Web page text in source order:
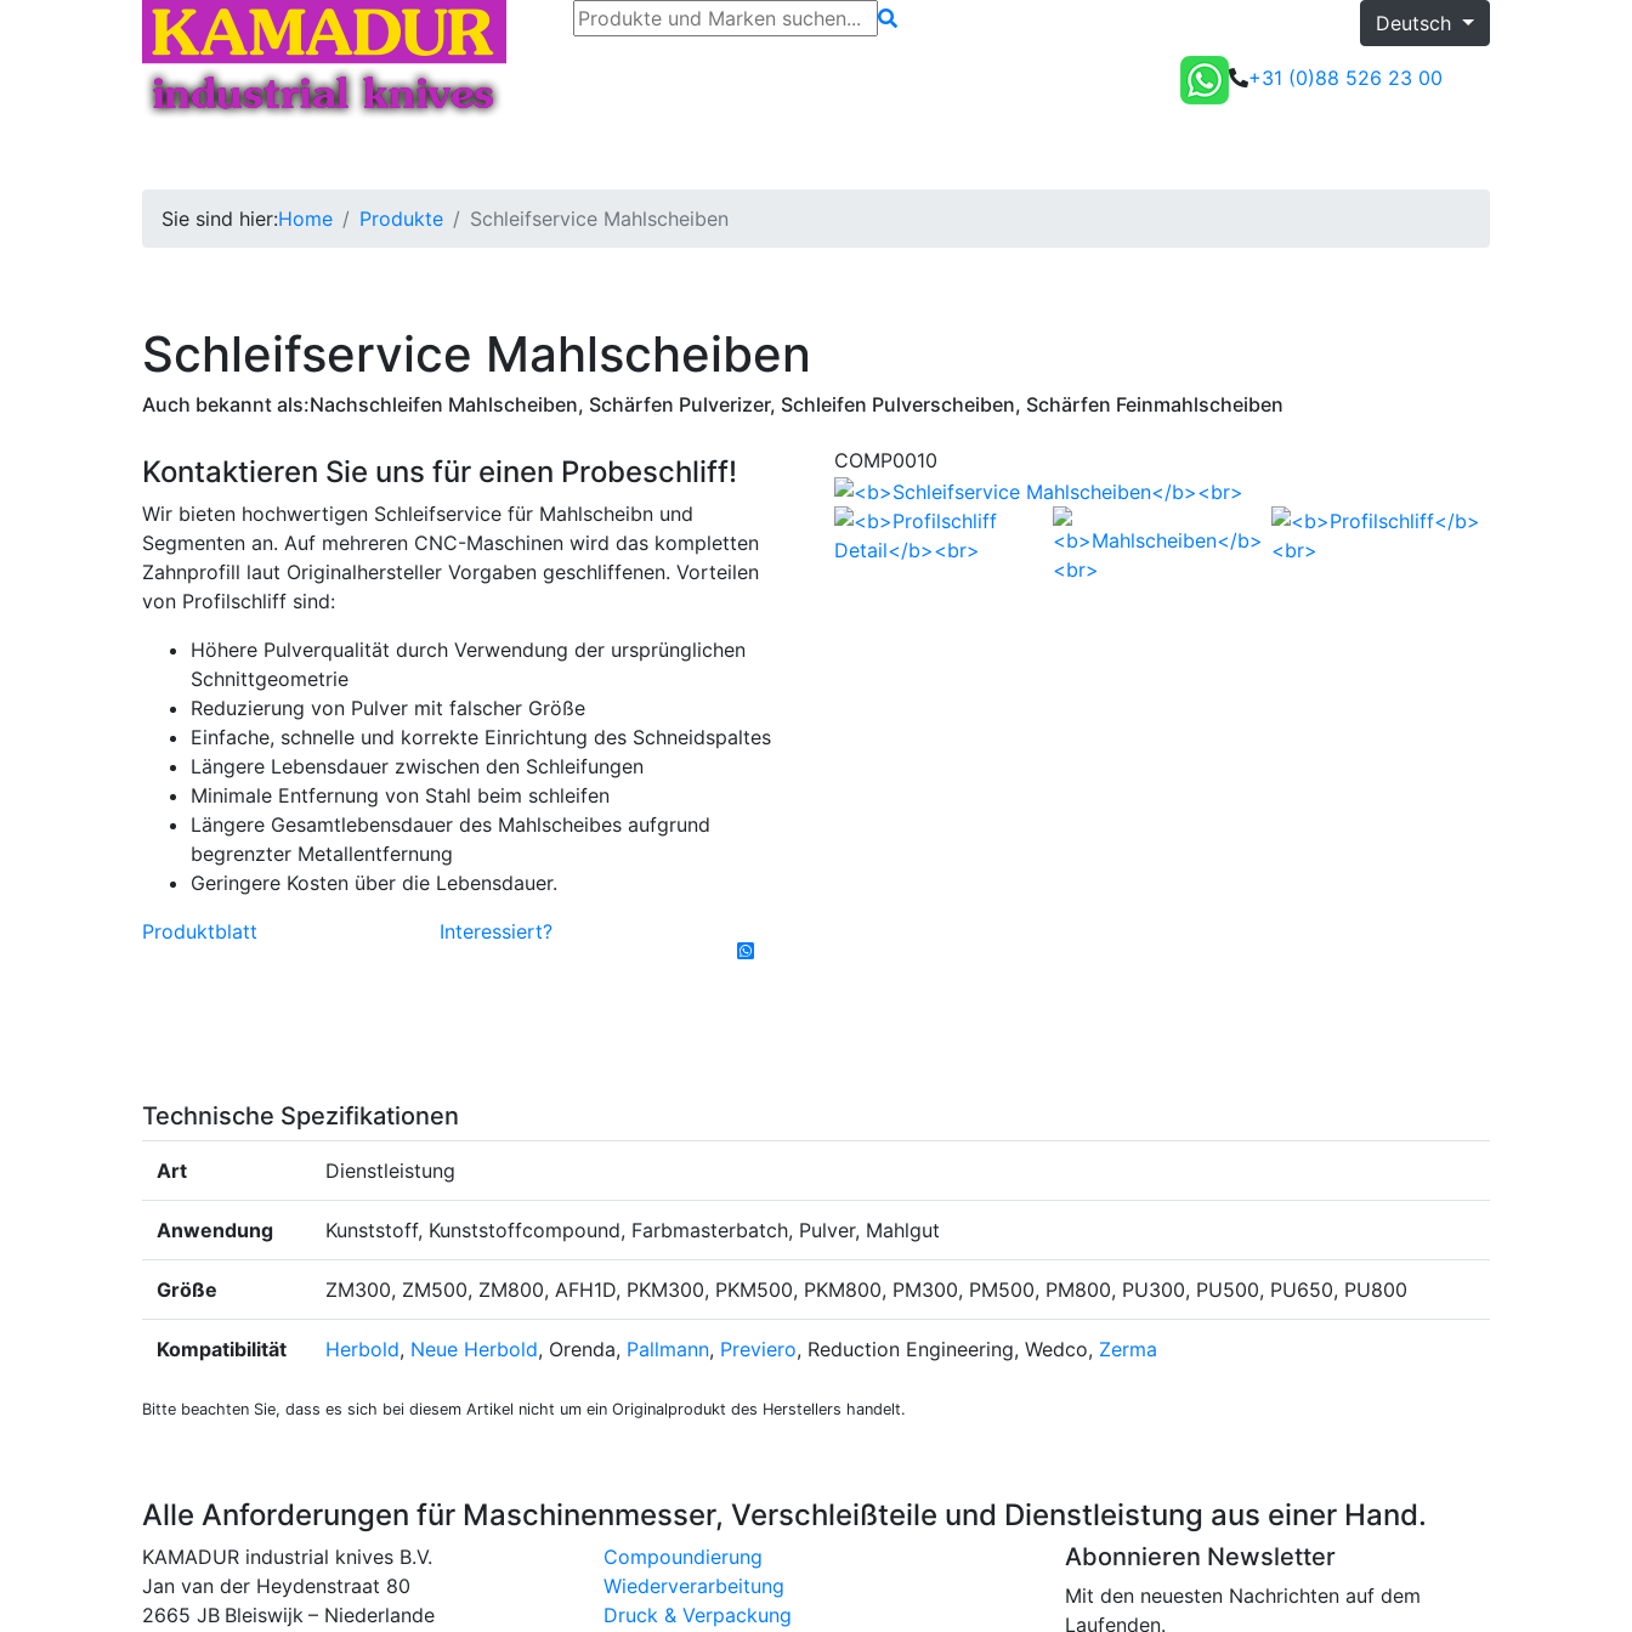
Deutsch
+31 (0)88 526 23 00
Sie sind hier:Home Produkte Schleifservice Mahlscheiben
Schleifservice Mahlscheiben
Auch bekannt als:Nachschleifen Mahlscheiben, Schärfen Pulverizer, Schleifen Pulverscheiben, Schärfen Feinmahlscheiben
Kontaktieren Sie uns für einen Probeschliff!
Wir bieten hochwertigen Schleifservice für Mahlscheibn und
Segmenten an. Auf mehreren CNC-Maschinen wird das kompletten
Zahnprofill laut Originalhersteller Vorgaben geschliffenen. Vorteilen
von Profilschliff sind:
Höhere Pulverqualität durch Verwendung der ursprünglichen
Schnittgeometrie
Reduzierung von Pulver mit falscher Größe
Einfache, schnelle und korrekte Einrichtung des Schneidspaltes
Längere Lebensdauer zwischen den Schleifungen
Minimale Entfernung von Stahl beim schleifen
Längere Gesamtlebensdauer des Mahlscheibes aufgrund
begrenzter Metallentfernung
Geringere Kosten über die Lebensdauer.
Produktblatt
Interessiert?
COMP0010
Technische Spezifikationen
Art Dienstleistung
Anwendung Kunststoff, Kunststoffcompound, Farbmasterbatch, Pulver, Mahlgut
Größe ZM300, ZM500, ZM800, AFH1D, PKM300, PKM500, PKM800, PM300, PM500, PM800, PU300, PU500, PU650, PU800
Kompatibilität Herbold, Neue Herbold, Orenda, Pallmann, Previero, Reduction Engineering, Wedco, Zerma
Bitte beachten Sie, dass es sich bei diesem Artikel nicht um ein Originalprodukt des Herstellers handelt.
Alle Anforderungen für Maschinenmesser, Verschleißteile und Dienstleistung aus einer Hand.
KAMADUR industrial knives B.V.
Jan van der Heydenstraat 80
2665 JB Bleiswijk – Niederlande
Compoundierung
Wiederverarbeitung
Druck & Verpackung
Abonnieren Newsletter
Mit den neuesten Nachrichten auf dem
Laufenden.